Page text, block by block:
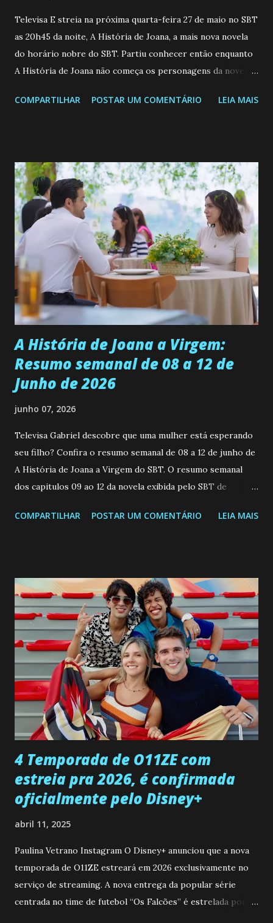
Televisa E streia na próxima quarta-feira 27 de maio no SBT
as 20h45 da noite, A História de Joana, a mais nova novela
do horário nobre do SBT. Partiu conhecer então enquanto
A História de Joana não começa os personagens da novela?
de 25/05/26 a 31/05/26 JOANA GUADALUPE (Camila
permanecer virgem até encontrar o homem que realmente
ama, o que não é fácil, já que dedica todas as suas energias a
se aprimorar, trabalhando, estudando e se orgulhando de
ser a primeira mulher da família a ingressar na
universidade. Ela tem uma personalidade muito alegre, é
muito madura para a idade, determinada, criativa e
empática. Detesta injustiças e é uma ótima amiga. Pode ser
teimosa e muito persistente quando decide fazer algo.
Durante um exame ginecológico, ela é inseminada por eng...
COMPARTILHAR POSTAR UM COMENTÁRIO LEIA MAIS
A História de Joana a Virgem:
Resumo semanal de 08 a 12 de
Junho de 2026
junho 07, 2026
Televisa Gabriel descobre que uma mulher está esperando
seu filho? Confira o resumo semanal de 08 a 12 de junho de
A História de Joana a Virgem do SBT. O resumo semanal
dos capitulos 09 ao 12 da novela exibida pelo SBT de
a Programação Semanal do SBT de 08/06/26 a 14/06/26
confessa a Gabriel que ele demonstrou ser o tipo de
pessoa que ela tanto desejou durante toda a vida. Camila
entra no quarto de Gabriel e imagina como seria o
encontro deles, quando conseguir seduzi-lo. Manuel avisa a
Paula sobre a suposta infidelidade de Gabriel com Joana.
Rogerio consegue se livrar de todas as suspeitas pelo
desaparecimento de Francisco, apontando que ele poderia
ter sido vítima da fúria de Gabriel. Artur informa a Gabriel
que a clínica inseminou por engano outra paciente, que está
...
COMPARTILHAR POSTAR UM COMENTÁRIO LEIA MAIS
4 Temporada de O11ZE com
estreia pra 2026, é confirmada
oficialmente pelo Disney+
abril 11, 2025
Paulina Vetrano Instagram O Disney+ anunciou que a nova
temporada de O11ZE estreará em 2026 exclusivamente no
serviço de streaming. A nova entrega da popular série
centrada no time de futebol “Os Falcões” é estrelada por